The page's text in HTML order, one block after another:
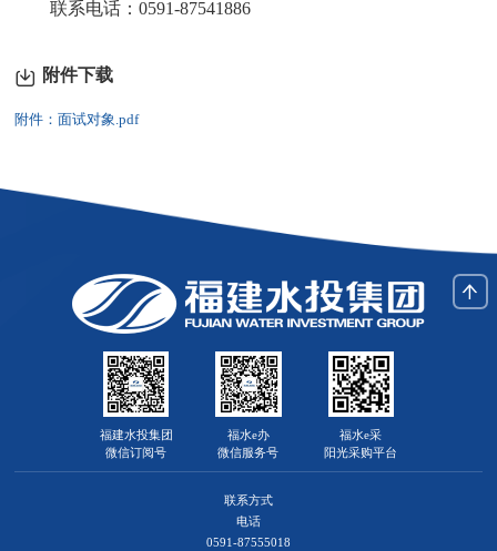
联系电话：0591-87541886
附件下载
附件：面试对象.pdf
福建水投集团
微信订阅号
福水e办
微信服务号
福水e采
阳光采购平台
联系方式
电话
0591-87555018